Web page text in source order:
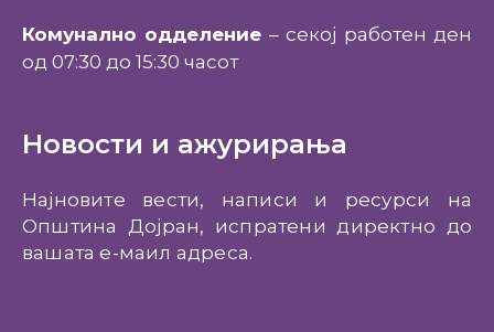
Комунално одделение – секој работен ден
од 07:30 до 15:30 часот
Новости и ажурирања
Најновите вести, написи и ресурси на
Општина Дојран, испратени директно до
вашата е-маил адреса.